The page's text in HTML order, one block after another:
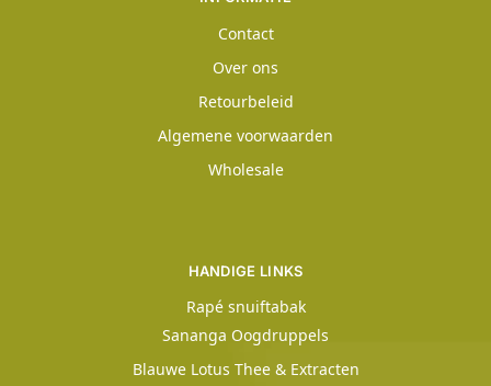
Contact
Over ons
Retourbeleid
Algemene voorwaarden
Wholesale
HANDIGE LINKS
Rapé snuiftabak
Sananga Oogdruppels
Blauwe Lotus Thee & Extracten